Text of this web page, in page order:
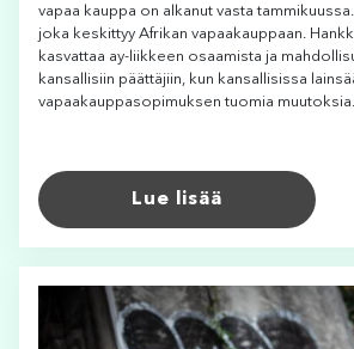
vapaa kauppa on alkanut vasta
joka keskittyy Afrikan vapaakauppaan.
kasvattaa ay-liikkeen osaamista ja
kansallisiin päättäjiin, kun kansallisissa
vapaakauppasopimuksen tuomia muutoksia.
Lue lisää